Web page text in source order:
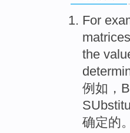
For
matrices
the
例如 ，
确定的。